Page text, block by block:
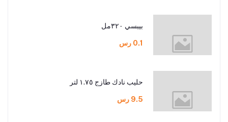
بيبسي ٣٢٠مل
0.1 رس
حليب نادك طازج ١.٧٥ لتر
9.5 رس